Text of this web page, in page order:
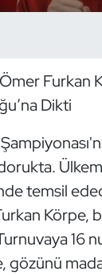
Furkan
Dikti
temsil
Körpe,
16
gözünü